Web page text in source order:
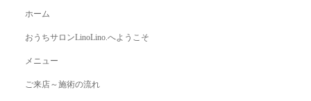
ホーム
おうちサロンLinoLino.へようこそ
メニュー
ご来店～施術の流れ